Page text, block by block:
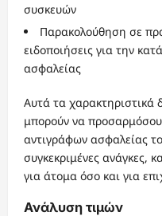
συσκευών
Παρακολούθηση σε
ειδοποιήσεις για την
ασφαλείας
Αυτά τα χαρακτηριστικά
μπορούν να
αντιγράφων ασφαλείας
συγκεκριμένες ανάγκες,
για άτομα όσο και για
Ανάλυση τιμών